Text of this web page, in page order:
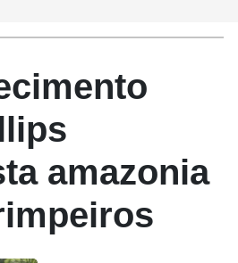
amazonia